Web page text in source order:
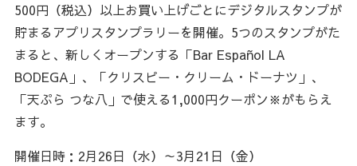
500円（税込）以上お買い上げごとにデジタルスタンプが
貯まるアプリスタンプラリーを開催。5つのスタンプがた
まると、新しくオープンする「Bar Español LA
BODEGA」、「クリスピー・クリーム・ドーナツ」、
「天ぷら つな八」で使える1,000円クーポン※がもらえ
ます。
開催日時：2月26日（水）～3月21日（金）